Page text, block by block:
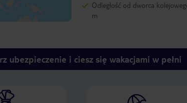
Odległość od dworca
m
ubezpieczenie i ciesz się wakacjami w pełni